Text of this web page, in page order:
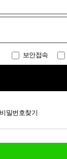
보안접속
밀번호찾기